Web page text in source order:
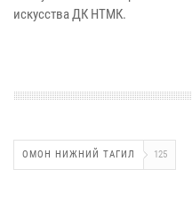
искусства ДК НТМК.
ОМОН НИЖНИЙ ТАГИЛ 125